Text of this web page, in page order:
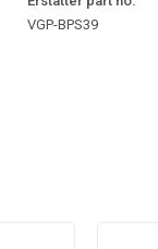
VGP-BPS39